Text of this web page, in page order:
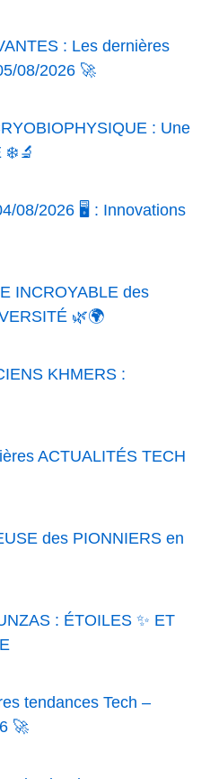
: Les dernières
08/2026 🚀
: Une
❄️🔬
08/2026 🖥️ : Innovations
INCROYABLE des
🌿🌍
KHMERS :
ACTUALITÉS TECH
des PIONNIERS en
: ÉTOILES ✨ ET
tendances Tech –
🚀